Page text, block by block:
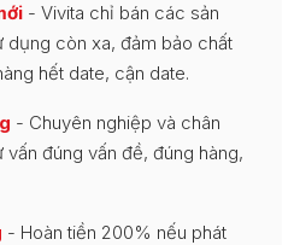
- Vivita chỉ bán các sản
dụng còn xa, đảm bảo chất
hết date, cận date.
- Chuyên nghiệp và chân
vấn đúng vấn đề, đúng hàng,
- Hoàn tiền 200% nếu phát